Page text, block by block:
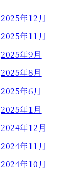
2025年12月
2025年11月
2025年9月
2025年8月
2025年6月
2025年1月
2024年12月
2024年11月
2024年10月